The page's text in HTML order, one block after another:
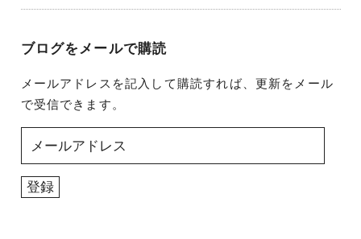
ブログをメールで購読
メールアドレスを記入して購読すれば、更新をメール
で受信できます。
ル
ア
登録